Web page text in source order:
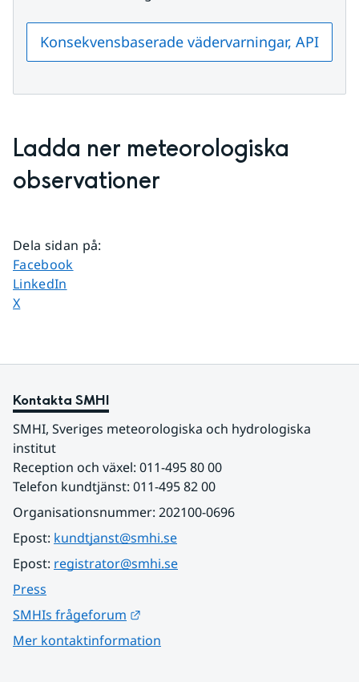
Konsekvensbaserade vädervarningar, API
Ladda ner meteorologiska
observationer
Dela sidan på:
Dela sidan på
Facebook
Dela sidan på
LinkedIn
Dela sidan på
X
Kontakta SMHI
SMHI, Sveriges meteorologiska och hydrologiska
institut
Reception och växel: 011-495 80 00
Telefon kundtjänst: 011-495 82 00
Organisationsnummer: 202100-0696
Epost: kundtjanst@smhi.se
Epost: registrator@smhi.se
Press
SMHIs frågeforum
Mer kontaktinformation